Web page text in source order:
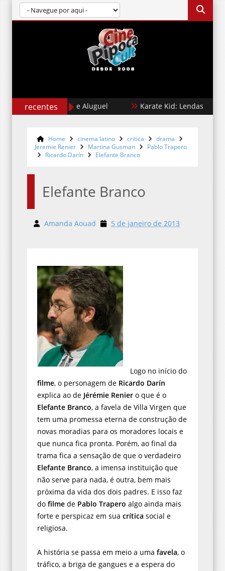
recentes
Cães de Aluguel Karate Kid: Lendas
Home cinema latino critica
drama
Jeremie Renier
Martina Gusman
Pablo Trapero
Ricardo Darín
Elefante Branco
Elefante Branco
Amanda Aouad 5 de janeiro de 2013
Logo no início do
filme, o personagem de Ricardo Darín
explica ao de Jérémie Renier o que é o
Elefante Branco, a favela de Villa Virgen que
tem uma promessa eterna de construção de
novas moradias para os moradores locais e
que nunca fica pronta. Porém, ao final da
trama fica a sensação de que o verdadeiro
Elefante Branco, a imensa instituição que
não serve para nada, é outra, bem mais
próxima da vida dos dois padres. E isso faz
do filme de Pablo Trapero algo ainda mais
forte e perspicaz em sua crítica social e
religiosa.
A história se passa em meio a uma favela, o
tráfico, a briga de gangues e a espera do